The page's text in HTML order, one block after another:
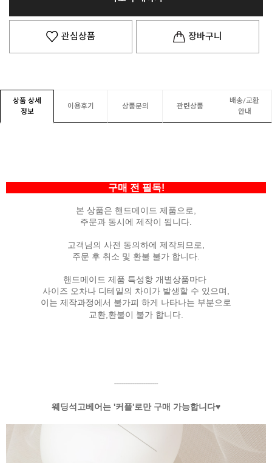
관심상품 장바구니
상품 상세
정보
이용후기 상품문의 관련상품
배송/교환
안내
구매 전 필독!
본 상품은 핸드메이드 제품으로,
주문과 동시에 제작이 됩니다.
고객님의 사전 동의하에 제작되므로,
주문 후 취소 및 환불 불가 합니다.
핸드메이드 제품 특성항 개별상품마다
사이즈 오차나 디테일의 차이가 발생할 수 있으며,
이는 제작과정에서 불가피 하게 나타나는 부분으로
교환,환불이 불가 합니다.
------------------------
웨딩석고베어는 '커플'로만 구매 가능합니다♥